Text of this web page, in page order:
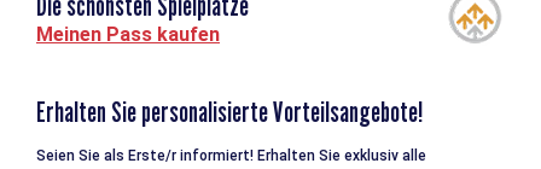
Meinen Pass kaufen
Erhalten Sie personalisierte Vorteilsangebote!
Seien Sie als Erste/r informiert! Erhalten Sie exklusiv alle